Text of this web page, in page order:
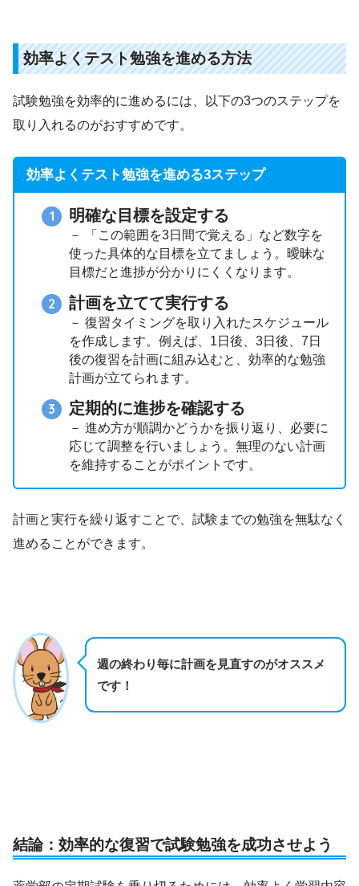
効率よくテスト勉強を進める方法
試験勉強を効率的に進めるには、以下の3つのステップを
取り入れるのがおすすめです。
効率よくテスト勉強を進める3ステップ
明確な目標を設定する
－ 「この範囲を3日間で覚える」など数字を
使った具体的な目標を立てましょう。曖昧な
目標だと進捗が分かりにくくなります。
計画を立てて実行する
－ 復習タイミングを取り入れたスケジュール
を作成します。例えば、1日後、3日後、7日
後の復習を計画に組み込むと、効率的な勉強
計画が立てられます。
定期的に進捗を確認する
－ 進め方が順調かどうかを振り返り、必要に
応じて調整を行いましょう。無理のない計画
を維持することがポイントです。
計画と実行を繰り返すことで、試験までの勉強を無駄なく
進めることができます。
週の終わり毎に計画を見直すのがオススメ
です！
結論：効率的な復習で試験勉強を成功させよう